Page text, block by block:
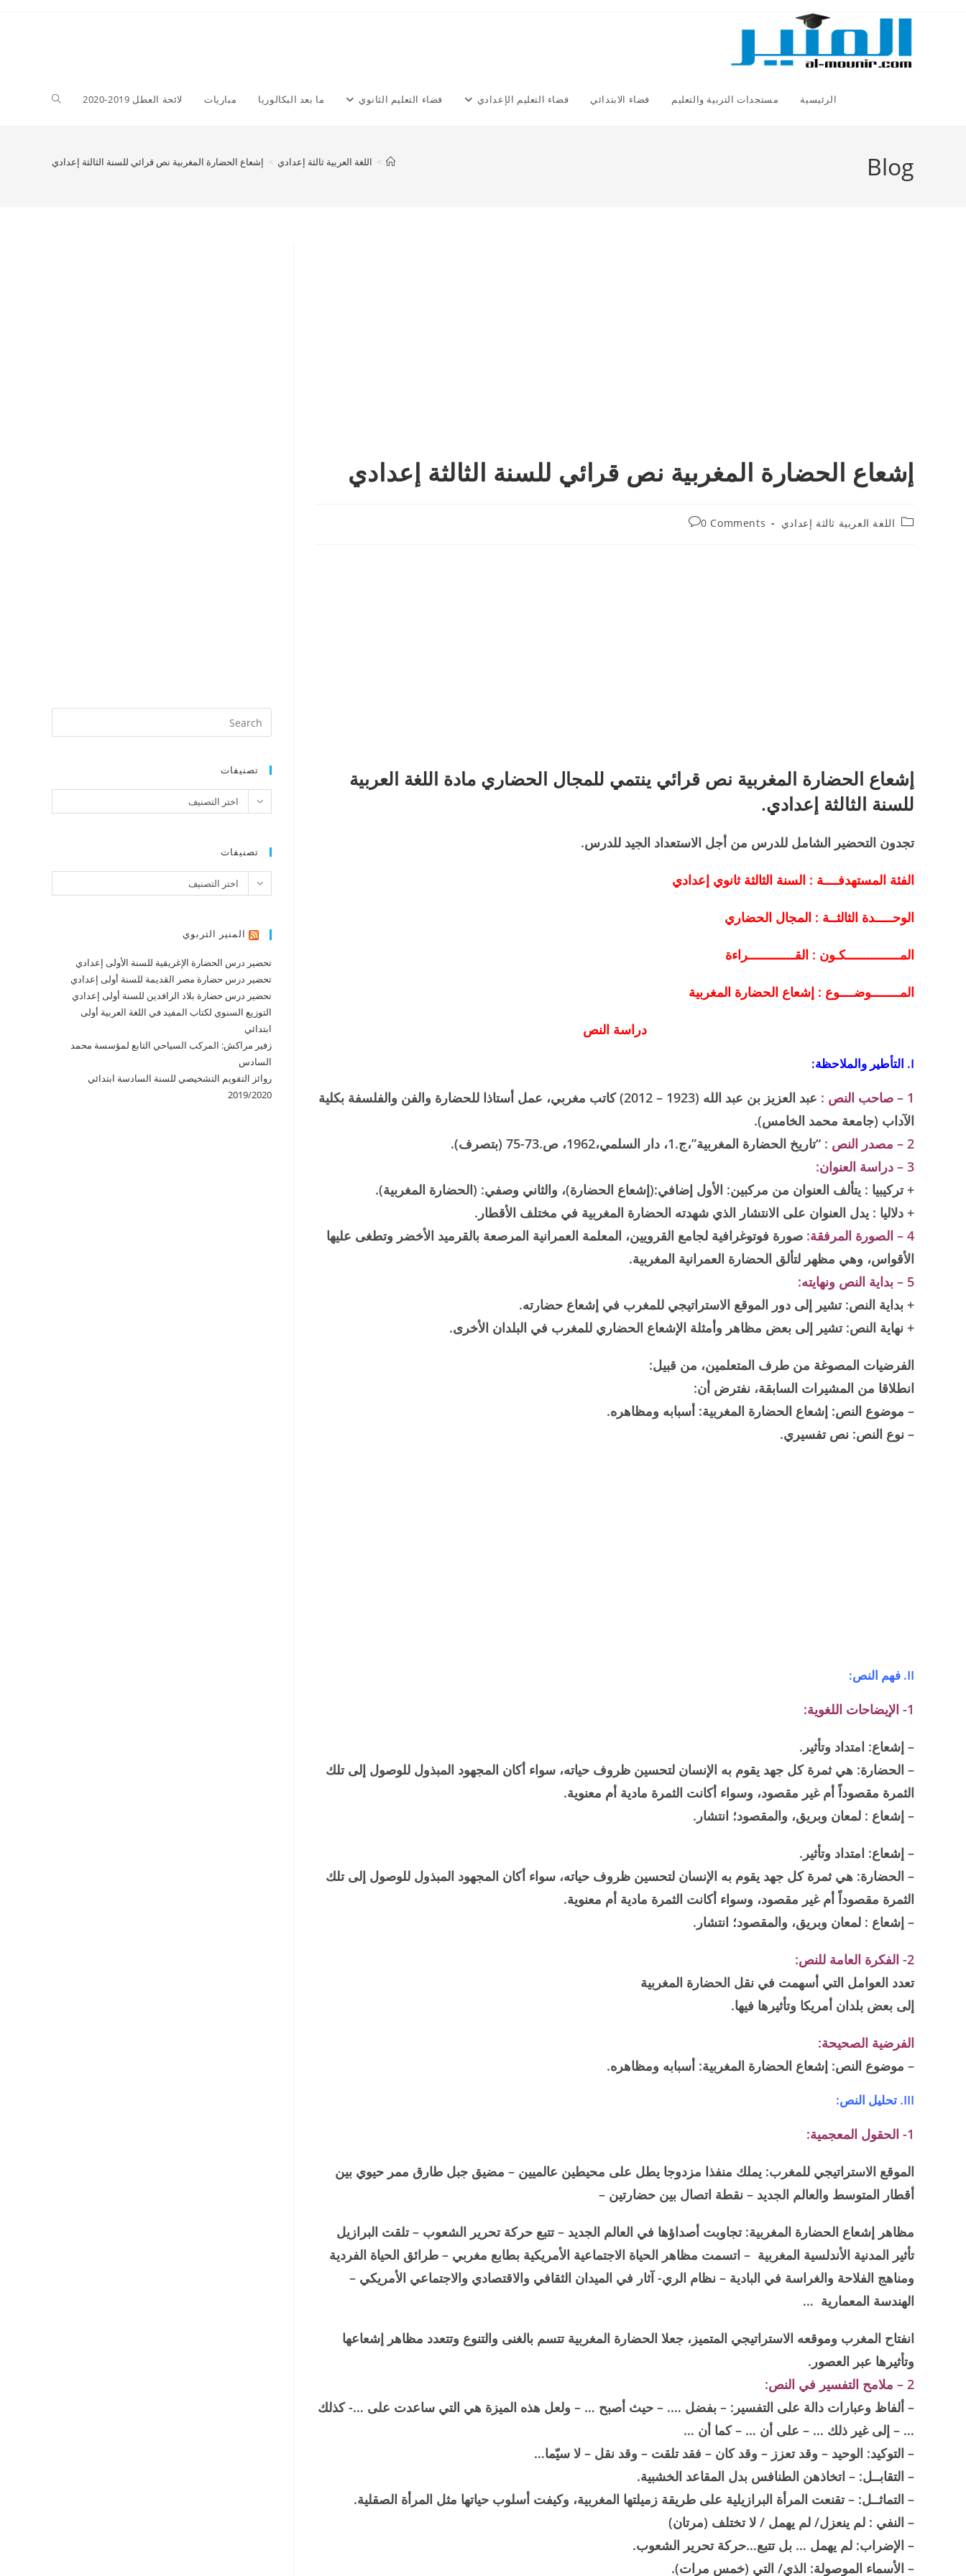
الرئيسية مستجدات التربية والتعليم فضاء الابتدائي فضاء التعليم الإعدادي فضاء التعليم الثانوي ما بعد البكالوريا مباريات لائحة العطل 2019-2020 Toggle
Blog
> اللغة العربية ثالثة إعدادي > إشعاع الحضارة المغربية نص قرائي للسنة الثالثة إعدادي
إشعاع الحضارة المغربية نص قرائي للسنة الثالثة إعدادي
Post
اللغة العربية ثالثة إعدادي
Post
0 Comments
إشعاع الحضارة المغربية نص قرائي ينتمي للمجال الحضاري مادة اللغة العربية
للسنة الثالثة إعدادي.
تجدون التحضير الشامل للدرس من أجل الاستعداد الجيد للدرس.
الفئة المستهدفــــة : السنة الثالثة ثانوي إعدادي
الوحـــــدة الثالثــة : المجال الحضاري
المـــــــــــــــكـون : القـــــــــــــراءة
المــــــــوضــــوع : إشعاع الحضارة المغربية
دراسة النص
I. التأطير والملاحظة:
1 – صاحب النص :
عبد العزيز بن عبد الله (1923 – 2012) كاتب مغربي، عمل أستاذا للحضارة والفن والفلسفة بكلية
الآداب (جامعة محمد الخامس).
2 – مصدر النص :
“تاريخ الحضارة المغربية”،ج.1، دار السلمي،1962، ص.73-75 (بتصرف).
3 – دراسة العنوان:
+ تركيبيا : يتألف العنوان من مركبين: الأول إضافي:(إشعاع الحضارة)، والثاني وصفي: (الحضارة المغربية).
+ دلاليا : يدل العنوان على الانتشار الذي شهدته الحضارة المغربية في مختلف الأقطار.
4 – الصورة المرفقة:
صورة فوتوغرافية لجامع القرويين، المعلمة العمرانية المرصعة بالقرميد الأخضر وتطغى عليها
الأقواس، وهي مظهر لتألق الحضارة العمرانية المغربية.
5 – بداية النص ونهايته:
+ بداية النص: تشير إلى دور الموقع الاستراتيجي للمغرب في إشعاع حضارته.
+ نهاية النص: تشير إلى بعض مظاهر وأمثلة الإشعاع الحضاري للمغرب في البلدان الأخرى.
الفرضيات المصوغة من طرف المتعلمين، من قبيل:
انطلاقا من المشيرات السابقة، نفترض أن:
– موضوع النص: إشعاع الحضارة المغربية: أسبابه ومظاهره.
– نوع النص: نص تفسيري.
II. فهم النص:
1- الإيضاحات اللغوية:
– إشعاع: امتداد وتأثير.
– الحضارة: هي ثمرة كل جهد يقوم به الإنسان لتحسين ظروف حياته، سواء أكان المجهود المبذول للوصول إلى تلك
الثمرة مقصوداً أم غير مقصود، وسواء أكانت الثمرة مادية أم معنوية.
– إشعاع : لمعان وبريق، والمقصود؛ انتشار.
– إشعاع: امتداد وتأثير.
– الحضارة: هي ثمرة كل جهد يقوم به الإنسان لتحسين ظروف حياته، سواء أكان المجهود المبذول للوصول إلى تلك
الثمرة مقصوداً أم غير مقصود، وسواء أكانت الثمرة مادية أم معنوية.
– إشعاع : لمعان وبريق، والمقصود؛ انتشار.
2- الفكرة العامة للنص:
تعدد العوامل التي أسهمت في نقل الحضارة المغربية
إلى بعض بلدان أمريكا وتأثيرها فيها.
الفرضية الصحيحة:
– موضوع النص: إشعاع الحضارة المغربية: أسبابه ومظاهره.
III. تحليل النص:
1- الحقول المعجمية:
الموقع الاستراتيجي للمغرب: يملك منفذا مزدوجا يطل على محيطين عالميين – مضيق جبل طارق ممر حيوي بين
أقطار المتوسط والعالم الجديد – نقطة اتصال بين حضارتين –
مظاهر إشعاع الحضارة المغربية: تجاوبت أصداؤها في العالم الجديد – تتبع حركة تحرير الشعوب – تلقت البرازيل
تأثير المدنية الأندلسية المغربية – اتسمت مظاهر الحياة الاجتماعية الأمريكية بطابع مغربي – طرائق الحياة الفردية
ومناهج الفلاحة والغراسة في البادية – نظام الري- آثار في الميدان الثقافي والاقتصادي والاجتماعي الأمريكي –
الهندسة المعمارية …
انفتاح المغرب وموقعه الاستراتيجي المتميز، جعلا الحضارة المغربية تتسم بالغنى والتنوع وتتعدد مظاهر إشعاعها
وتأثيرها عبر العصور.
2 – ملامح التفسير في النص:
– ألفاظ وعبارات دالة على التفسير: – بفضل …. – حيث أصبح … – ولعل هذه الميزة هي التي ساعدت على …- كذلك
… – إلى غير ذلك … – على أن … – كما أن …
– التوكيد: الوحيد – وقد تعزز – وقد كان – فقد تلقت – وقد نقل – لا سيّما…
– التقابــل: – اتخاذهن الطنافس بدل المقاعد الخشبية.
– التماثــل: – تقنعت المرأة البرازيلية على طريقة زميلتها المغربية، وكيفت أسلوب حياتها مثل المرأة الصقلية.
– النفي : لم ينعزل/ لم يهمل / لا تختلف (مرتان)
– الإضراب: لم يهمل … بل تتبع…حركة تحرير الشعوب.
– الأسماء الموصولة: الذي/ التي (خمس مرات).
تصنيفات
تصنيفات اختر التصنيف
تصنيفات
تصنيفات اختر التصنيف
المنير التربوي
تحضير درس الحضارة الإغريقية للسنة الأولى إعدادي
تحضير درس حضارة مصر القديمة للسنة أولى إعدادي
تحضير درس حضارة بلاد الرافدين للسنة أولى إعدادي
التوزيع السنوي لكتاب المفيد في اللغة العربية أولى
ابتدائي
زفير مراكش: المركب السياحي التابع لمؤسسة محمد
السادس
روائز التقويم التشخيصي للسنة السادسة ابتدائي
2019/2020